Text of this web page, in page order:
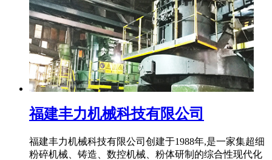
福建丰力机械科技有限公司
福建丰力机械科技有限公司创建于1988年,是一家集超细
粉碎机械、铸造、数控机械、粉体研制的综合性现代化